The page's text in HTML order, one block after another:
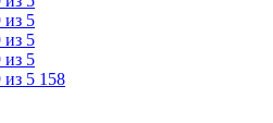
158